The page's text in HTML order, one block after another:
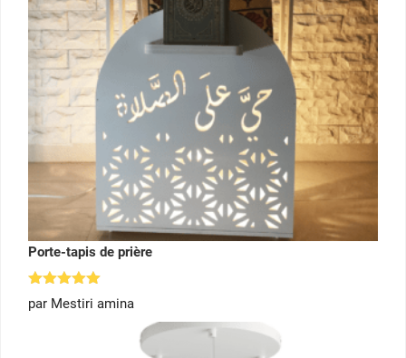
Porte-tapis de prière
Note
sur 5
par Mestiri amina